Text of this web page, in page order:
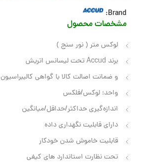
Brand:
مشخصات محصول
لوکس متر ( نور سنج )
برند Accud تحت لیسانس اتریش
و ضمانت اصالت کالا با گواهی کالیبراسیون
واحد: لوکس/فلکس
اندازه‌گیری حداکثر/حداقل/میانگین
دارای قابلیت نگهداری داده
قابلیت خاموش شدن خودکار
تحت نظارت استاندارد های کیفی